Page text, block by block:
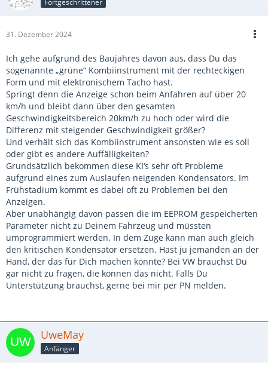
31. Dezember 2024
Ich gehe aufgrund des Baujahres davon aus, dass Du das
sogenannte „grüne“ Kombiinstrument mit der rechteckigen
Form und mit elektronischem Tacho hast.
Springt denn die Anzeige schon beim Anfahren auf über 20
km/h und bleibt dann über den gesamten
Geschwindigkeitsbereich 20km/h zu hoch oder wird die
Differenz mit steigender Geschwindigkeit größer?
Und verhält sich das Kombiinstrument ansonsten wie es soll
oder gibt es andere Auffälligkeiten?
Grundsätzlich bekommen diese KI‘s sehr oft Probleme
aufgrund eines zum Auslaufen neigenden Kondensators. Im
Frühstadium kommt es dabei oft zu Problemen bei den
Anzeigen.
Aber unabhängig davon passen die im EEPROM gespeicherten
Parameter nicht zu Deinem Fahrzeug und müssten
umprogrammiert werden. In dem Zuge kann man auch gleich
den kritischen Kondensator ersetzen. Hast ju jemanden an der
Hand, der das für Dich machen könnte? Bei VW brauchst Du
gar nicht zu fragen, die können das nicht. Falls Du
Unterstützung brauchst, gerne bei mir per PN melden.
UweMay
Anfänger